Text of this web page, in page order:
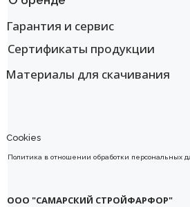
Политика в отношении обработки персональных
Гарантия и сервис
Материалы для скачивания
Сертификаты продукции
ООО "САМАРСКИЙ СТРОЙФАРФОР"
Cookies